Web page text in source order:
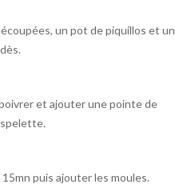
un pot de piquillos et un
poivrer et ajouter une pointe de
puis ajouter les moules.